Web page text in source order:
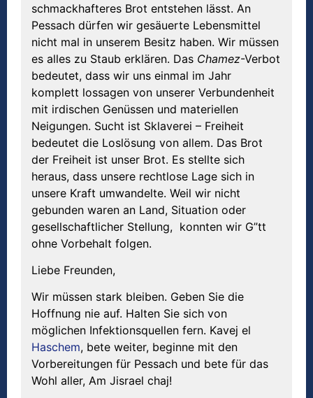
schmackhafteres Brot entstehen lässt. An
Pessach dürfen wir gesäuerte Lebensmittel
nicht mal in unserem Besitz haben. Wir müssen
es alles zu Staub erklären. Das Chamez-Verbot
bedeutet, dass wir uns einmal im Jahr
komplett lossagen von unserer Verbundenheit
mit irdischen Genüssen und materiellen
Neigungen. Sucht ist Sklaverei – Freiheit
bedeutet die Loslösung von allem. Das Brot
der Freiheit ist unser Brot. Es stellte sich
heraus, dass unsere rechtlose Lage sich in
unsere Kraft umwandelte. Weil wir nicht
gebunden waren an Land, Situation oder
gesellschaftlicher Stellung, konnten wir G”tt
ohne Vorbehalt folgen.
Liebe Freunden,
Wir müssen stark bleiben. Geben Sie die
Hoffnung nie auf. Halten Sie sich von
möglichen Infektionsquellen fern. Kavej el
Haschem, bete weiter, beginne mit den
Vorbereitungen für Pessach und bete für das
Wohl aller, Am Jisrael chaj!